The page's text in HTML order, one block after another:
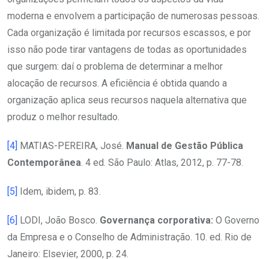
moderna e envolvem a participação de numerosas pessoas.
Cada organização é limitada por recursos escassos, e por
isso não pode tirar vantagens de todas as oportunidades
que surgem: daí o problema de determinar a melhor
alocação de recursos. A eficiência é obtida quando a
organização aplica seus recursos naquela alternativa que
produz o melhor resultado.
[4] MATIAS-PEREIRA, José. Manual de Gestão Pública
Contemporânea. 4 ed. São Paulo: Atlas, 2012, p. 77-78.
[5] Idem, ibidem, p. 83.
[6] LODI, João Bosco. Governança corporativa: O Governo
da Empresa e o Conselho de Administração. 10. ed. Rio de
Janeiro: Elsevier, 2000, p. 24.